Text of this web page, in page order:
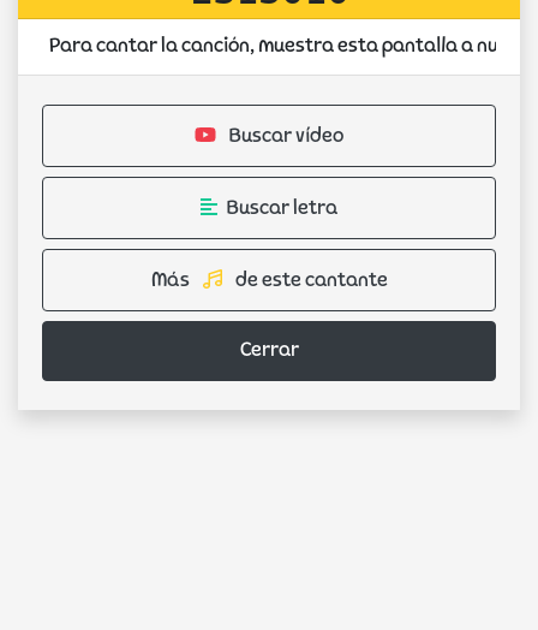
Para cantar la canción, muestra esta pantalla a
Buscar vídeo
Buscar letra
Más de este cantante
Cerrar